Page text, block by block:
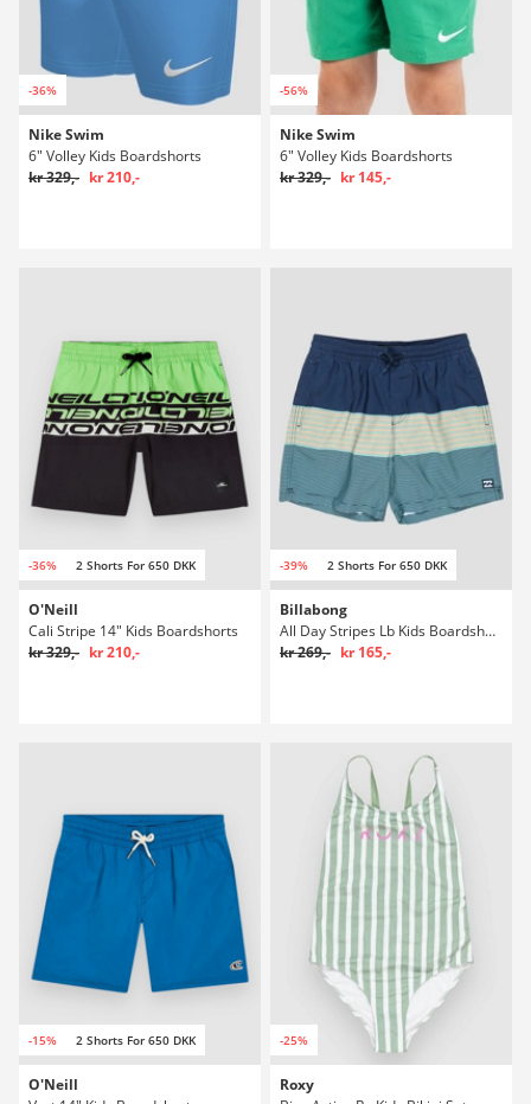
-36%
Nike Swim
6" Volley Kids Boardshorts
kr 329,- kr 210,-
-56%
Nike Swim
6" Volley Kids Boardshorts
kr 329,- kr 145,-
-36% 2 Shorts For 650 DKK
O'Neill
Cali Stripe 14" Kids Boardshorts
kr 329,- kr 210,-
-39% 2 Shorts For 650 DKK
Billabong
All Day Stripes Lb Kids Boardshorts
kr 269,- kr 165,-
-15% 2 Shorts For 650 DKK
O'Neill
-25%
Roxy